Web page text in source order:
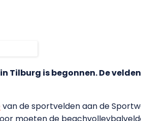
Tilburg is begonnen. De
van de sportvelden aan de
moeten de